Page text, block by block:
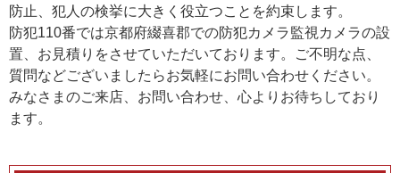
防止、犯人の検挙に大きく役立つことを約束します。
防犯110番では京都府綴喜郡での防犯カメラ監視カメラの設
置、お見積りをさせていただいております。ご不明な点、
質問などございましたらお気軽にお問い合わせください。
みなさまのご来店、お問い合わせ、心よりお待ちしており
ます。